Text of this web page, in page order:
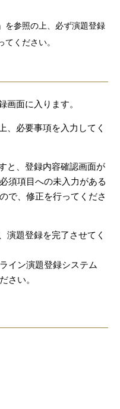
を参照の上、必ず演題登録
ください。
画面に入ります。
、必要事項を入力してく
と、登録内容確認画面が
須項目への未入力がある
で、修正を行ってくださ
演題登録を完了させてく
イン演題登録システム
さい。